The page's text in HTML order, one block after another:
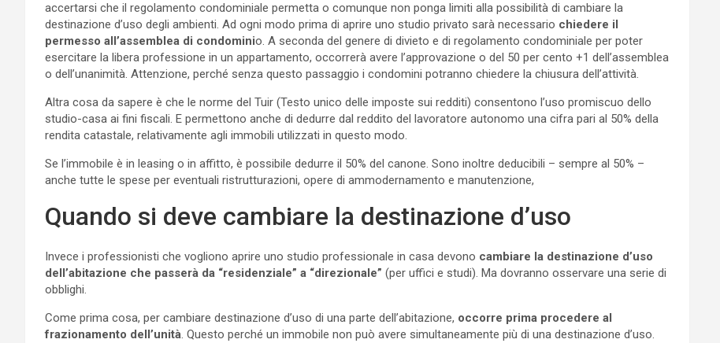
accertarsi che il regolamento condominiale permetta o comunque non ponga limiti alla possibilità di cambiare la
destinazione d’uso degli ambienti. Ad ogni modo prima di aprire uno studio privato sarà necessario chiedere il
permesso all’assemblea di condominio. A seconda del genere di divieto e di regolamento condominiale per poter
esercitare la libera professione in un appartamento, occorrerà avere l’approvazione o del 50 per cento +1 dell’assemblea
o dell’unanimità. Attenzione, perché senza questo passaggio i condomini potranno chiedere la chiusura dell’attività.
Altra cosa da sapere è che le norme del Tuir (Testo unico delle imposte sui redditi) consentono l’uso promiscuo dello
studio-casa ai fini fiscali. E permettono anche di dedurre dal reddito del lavoratore autonomo una cifra pari al 50% della
rendita catastale, relativamente agli immobili utilizzati in questo modo.
Se l’immobile è in leasing o in affitto, è possibile dedurre il 50% del canone. Sono inoltre deducibili – sempre al 50% –
anche tutte le spese per eventuali ristrutturazioni, opere di ammodernamento e manutenzione,
Quando si deve cambiare la destinazione d’uso
Invece i professionisti che vogliono aprire uno studio professionale in casa devono cambiare la destinazione d’uso
dell’abitazione che passerà da “residenziale” a “direzionale” (per uffici e studi). Ma dovranno osservare una serie di
obblighi.
Come prima cosa, per cambiare destinazione d’uso di una parte dell’abitazione, occorre prima procedere al
frazionamento dell’unità. Questo perché un immobile non può avere simultaneamente più di una destinazione d’uso.